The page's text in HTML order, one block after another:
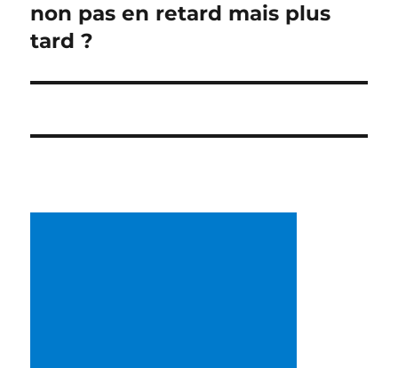
l’article
non pas en retard mais plus
tard ?